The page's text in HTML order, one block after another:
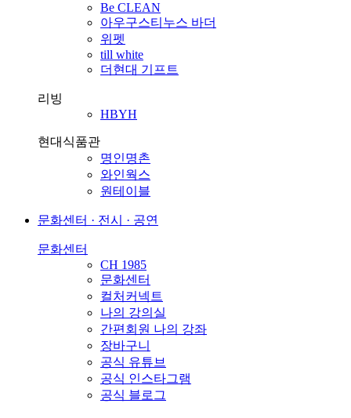
Be CLEAN
아우구스티누스 바더
위펫
till white
더현대 기프트
리빙
HBYH
현대식품관
명인명촌
와인웍스
원테이블
문화센터 · 전시 · 공연
문화센터
CH 1985
문화센터
컬처커넥트
나의 강의실
간편회원 나의 강좌
장바구니
공식 유튜브
공식 인스타그램
공식 블로그